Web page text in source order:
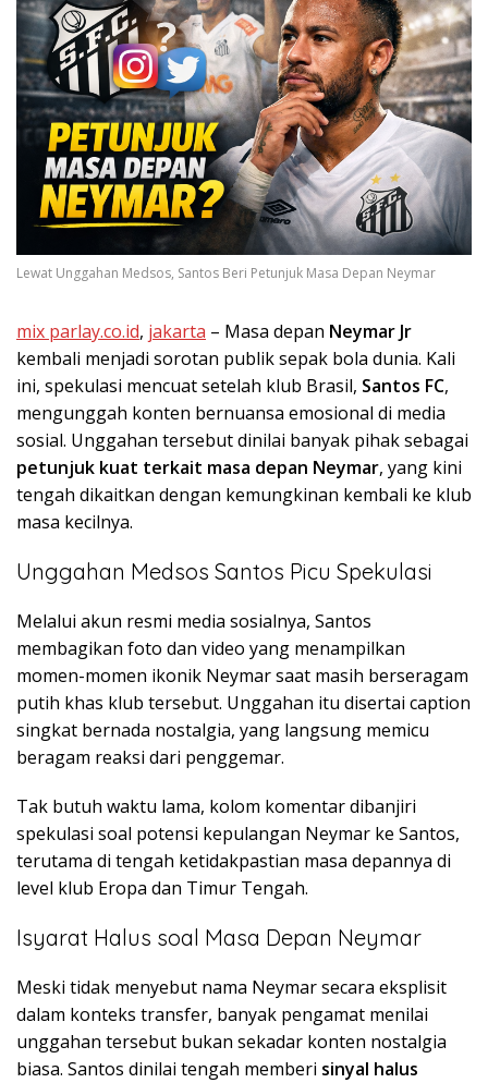
Lewat Unggahan Medsos, Santos Beri Petunjuk Masa Depan Neymar
mix parlay.co.id, jakarta – Masa depan Neymar Jr
kembali menjadi sorotan publik sepak bola dunia. Kali
ini, spekulasi mencuat setelah klub Brasil, Santos FC,
mengunggah konten bernuansa emosional di media
sosial. Unggahan tersebut dinilai banyak pihak sebagai
petunjuk kuat terkait masa depan Neymar, yang kini
tengah dikaitkan dengan kemungkinan kembali ke klub
masa kecilnya.
Unggahan Medsos Santos Picu Spekulasi
Melalui akun resmi media sosialnya, Santos
membagikan foto dan video yang menampilkan
momen-momen ikonik Neymar saat masih berseragam
putih khas klub tersebut. Unggahan itu disertai caption
singkat bernada nostalgia, yang langsung memicu
beragam reaksi dari penggemar.
Tak butuh waktu lama, kolom komentar dibanjiri
spekulasi soal potensi kepulangan Neymar ke Santos,
terutama di tengah ketidakpastian masa depannya di
level klub Eropa dan Timur Tengah.
Isyarat Halus soal Masa Depan Neymar
Meski tidak menyebut nama Neymar secara eksplisit
dalam konteks transfer, banyak pengamat menilai
unggahan tersebut bukan sekadar konten nostalgia
biasa. Santos dinilai tengah memberi sinyal halus